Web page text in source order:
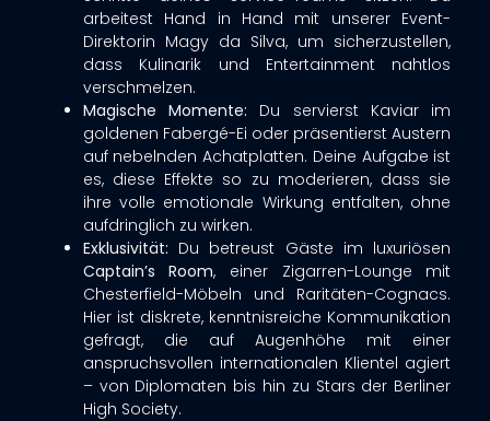
arbeitest Hand in Hand mit unserer Event-
Direktorin Magy da Silva, um sicherzustellen,
dass Kulinarik und Entertainment nahtlos
verschmelzen.
Magische Momente: Du servierst Kaviar im
goldenen Fabergé-Ei oder präsentierst Austern
auf nebelnden Achatplatten. Deine Aufgabe ist
es, diese Effekte so zu moderieren, dass sie
ihre volle emotionale Wirkung entfalten, ohne
aufdringlich zu wirken.
Exklusivität: Du betreust Gäste im luxuriösen
Captain’s Room, einer Zigarren-Lounge mit
Chesterfield-Möbeln und Raritäten-Cognacs.
Hier ist diskrete, kenntnisreiche Kommunikation
gefragt, die auf Augenhöhe mit einer
anspruchsvollen internationalen Klientel agiert
– von Diplomaten bis hin zu Stars der Berliner
High Society.